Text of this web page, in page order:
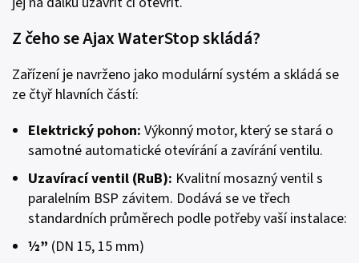
Z čeho se Ajax WaterStop skládá?
Zařízení je navrženo jako modulární systém a skládá se
ze čtyř hlavních částí:
Elektrický pohon: Výkonný motor, který se stará o
samotné automatické otevírání a zavírání ventilu.
Uzavírací ventil (RuB): Kvalitní mosazný ventil s
paralelním BSP závitem. Dodává se ve třech
standardních průměrech podle potřeby vaší instalace:
½” (DN 15, 15 mm)